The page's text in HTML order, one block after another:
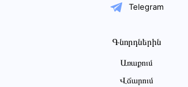
Telegram
Գնորդներին
Առաքում
Վճարում